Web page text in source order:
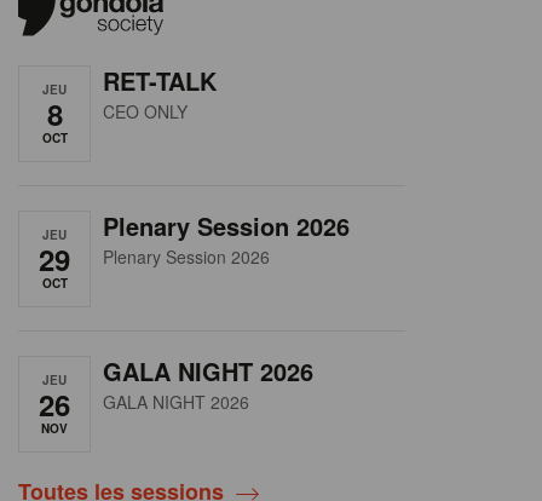
JEU
8
OCT
RET-TALK
CEO ONLY
JEU
29
OCT
Plenary Session 2026
Plenary Session 2026
JEU
26
NOV
GALA NIGHT 2026
GALA NIGHT 2026
Toutes les sessions